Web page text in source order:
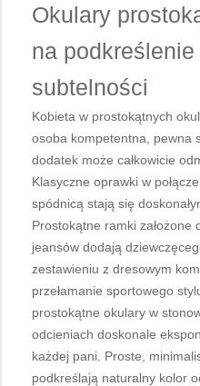
Okulary
na
subtelności
Kobieta w prostokątnych
osoba kompetentna, pewna
dodatek może całkowicie
Klasyczne oprawki w
spódnicą stają się
Prostokątne ramki założone
jeansów dodają
zestawieniu z dresowym
przełamanie sportowego
prostokątne okulary w
odcieniach doskonale
każdej pani. Proste,
podkreślają naturalny kolor